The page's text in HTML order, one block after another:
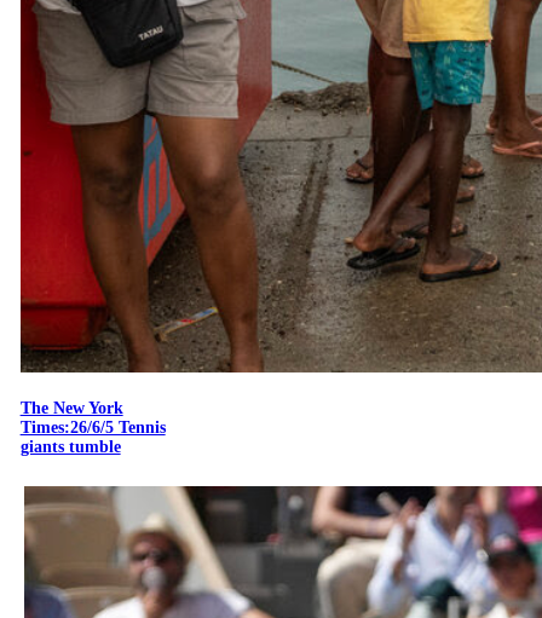
The New York
Times:26/6/5 Tennis
giants tumble